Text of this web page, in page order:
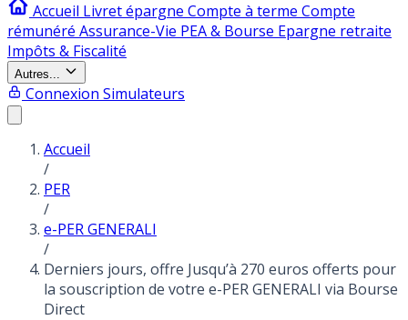
Accueil Livret épargne Compte à terme Compte
rémunéré Assurance-Vie PEA & Bourse Epargne retraite
Impôts & Fiscalité
Autres...
Connexion Simulateurs
Accueil
/
PER
/
e-PER GENERALI
/
Derniers jours, offre Jusqu’à 270 euros offerts pour
la souscription de votre e-PER GENERALI via Bourse
Direct